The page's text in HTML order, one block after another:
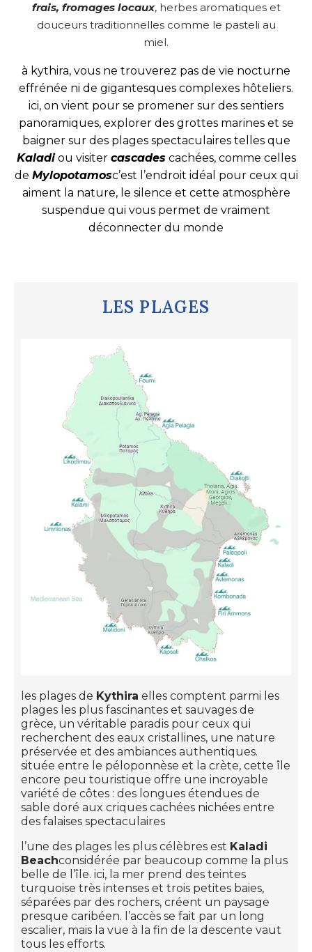
frais, fromages locaux, herbes aromatiques et
douceurs traditionnelles comme le pasteli au
miel.
à kythira, vous ne trouverez pas de vie nocturne
effrénée ni de gigantesques complexes hôteliers.
ici, on vient pour se promener sur des sentiers
panoramiques, explorer des grottes marines et se
baigner sur des plages spectaculaires telles que
Kaladiou visiter cascades cachées, comme celles
de Mylopotamosc’est l’endroit idéal pour ceux qui
aiment la nature, le silence et cette atmosphère
suspendue qui vous permet de vraiment
déconnecter du monde
LES PLAGES
les plages de Kythira elles comptent parmi les
plages les plus fascinantes et sauvages de
grèce, un véritable paradis pour ceux qui
recherchent des eaux cristallines, une nature
préservée et des ambiances authentiques.
située entre le péloponnèse et la crète, cette île
encore peu touristique offre une incroyable
variété de côtes : des longues étendues de
sable doré aux criques cachées nichées entre
des falaises spectaculaires
l’une des plages les plus célèbres est Kaladi
Beachconsidérée par beaucoup comme la plus
belle de l’île. ici, la mer prend des teintes
turquoise très intenses et trois petites baies,
séparées par des rochers, créent un paysage
presque caribéen. l’accès se fait par un long
escalier, mais la vue à la fin de la descente vaut
tous les efforts.